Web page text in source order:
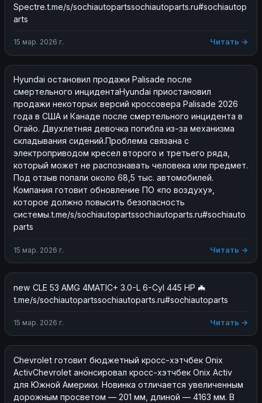
Spectre.t.me/s/sochiautopartssochiautoparts.ru#sochiautop
arts
15 мар. 2026 г. Читать →
Hyundai остановил продажи Palisade после
смертельного инцидентаHyundai приостановил
продажи некоторых версий кроссовера Palisade 2026
года в США и Канаде после смертельного инцидента в
Огайо. Двухлетняя девочка погибла из-за механизма
складывания сидений.Проблема связана с
электроприводом кресел второго и третьего ряда,
который может не распознавать человека или предмет.
Под отзыв попали около 68,5 тыс. автомобилей.
Компания готовит обновление ПО «по воздуху»,
которое должно повысить безопасность
системы.t.me/s/sochiautopartssochiautoparts.ru#sochiauto
parts
15 мар. 2026 г. Читать →
new CLE 53 AMG 4MATIC+ 3.0-L 6-Cyl 445 HP 🦇
t.me/s/sochiautopartssochiautoparts.ru#sochiautoparts
15 мар. 2026 г. Читать →
Chevrolet готовит бюджетный кросс-хэтчбек Onix
ActivChevrolet анонсировал кросс-хэтчбек Onix Activ
для Южной Америки. Новинка отличается увеличенным
дорожным просветом — 201 мм, длиной — 4163 мм. В